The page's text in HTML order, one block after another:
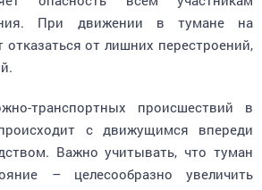
При движении в тумане на
отказаться от лишних перестроений,
с движущимся впереди
Важно учитывать, что туман
– целесообразно увеличить
снизить скорость.